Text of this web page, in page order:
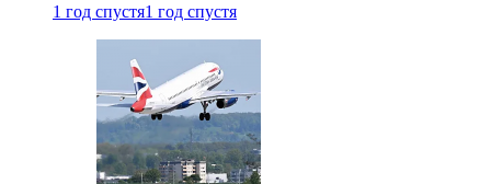
1 год спустя1 год спустя